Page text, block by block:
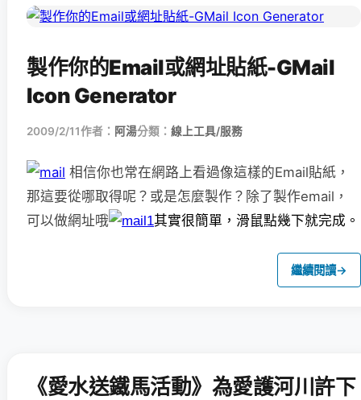
製作你的Email或網址貼紙-GMail
Icon Generator
2009/2/11作者： 阿湯分類： 線上工具/服務
相信你也常在網路上看過像這樣的Email貼紙，
那這要從哪取得呢？或是怎麼製作？除了製作email，
可以做網址哦
其實很簡單，滑鼠點幾下就完成。
繼續閱讀→
《愛水送鐵馬活動》為愛護河川許下